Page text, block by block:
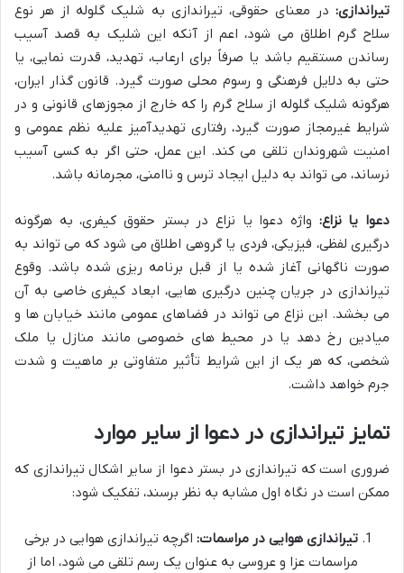
تیراندازی: در معنای حقوقی، تیراندازی به شلیک گلوله از هر نوع
سلاح گرم اطلاق می شود، اعم از آنکه این شلیک به قصد آسیب
رساندن مستقیم باشد یا صرفاً برای ارعاب، تهدید، قدرت نمایی، یا
حتی به دلایل فرهنگی و رسوم محلی صورت گیرد. قانون گذار ایران،
هرگونه شلیک گلوله از سلاح گرم را که خارج از مجوزهای قانونی و در
شرایط غیرمجاز صورت گیرد، رفتاری تهدیدآمیز علیه نظم عمومی و
امنیت شهروندان تلقی می کند. این عمل، حتی اگر به کسی آسیب
نرساند، می تواند به دلیل ایجاد ترس و ناامنی، مجرمانه باشد.
دعوا یا نزاع: واژه دعوا یا نزاع در بستر حقوق کیفری، به هرگونه
درگیری لفظی، فیزیکی، فردی یا گروهی اطلاق می شود که می تواند به
صورت ناگهانی آغاز شده یا از قبل برنامه ریزی شده باشد. وقوع
تیراندازی در جریان چنین درگیری هایی، ابعاد کیفری خاصی به آن
می بخشد. این نزاع می تواند در فضاهای عمومی مانند خیابان ها و
میادین رخ دهد یا در محیط های خصوصی مانند منازل یا ملک
شخصی، که هر یک از این شرایط تأثیر متفاوتی بر ماهیت و شدت
جرم خواهد داشت.
تمایز تیراندازی در دعوا از سایر موارد
ضروری است که تیراندازی در بستر دعوا از سایر اشکال تیراندازی که
ممکن است در نگاه اول مشابه به نظر برسند، تفکیک شود:
تیراندازی هوایی در مراسمات: اگرچه تیراندازی هوایی در برخی
مراسمات عزا و عروسی به عنوان یک رسم تلقی می شود، اما از